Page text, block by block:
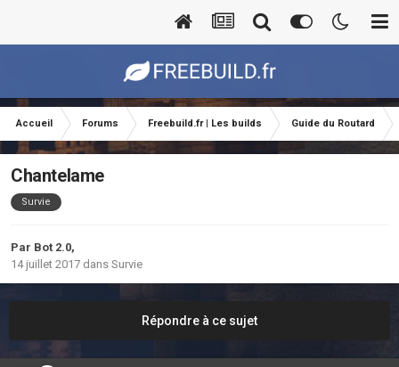
Accueil Forums Freebuild.fr | Les builds Guide du Routard
Chantelame
Survie
Par Bot 2.0,
14 juillet 2017 dans Survie
Répondre à ce sujet